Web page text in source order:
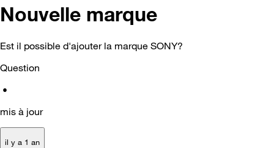
Nouvelle marque
Est il possible d'ajouter la marque SONY?
Question
•
mis à jour
il y a 1 an